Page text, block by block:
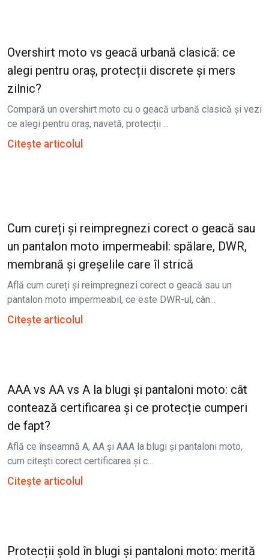
Overshirt moto vs geacă urbană clasică: ce
alegi pentru oraș, protecții discrete și mers
zilnic?
Compară un overshirt moto cu o geacă urbană clasică și vezi
ce alegi pentru oraș, navetă, protecții ...
Citește articolul
Cum cureți și reimpregnezi corect o geacă sau
un pantalon moto impermeabil: spălare, DWR,
membrană și greșelile care îl strică
Află cum cureți și reimpregnezi corect o geacă sau un
pantalon moto impermeabil, ce este DWR-ul, cân...
Citește articolul
AAA vs AA vs A la blugi și pantaloni moto: cât
contează certificarea și ce protecție cumperi
de fapt?
Află ce înseamnă A, AA și AAA la blugi și pantaloni moto,
cum citești corect certificarea și c...
Citește articolul
Protecții șold în blugi și pantaloni moto: merită